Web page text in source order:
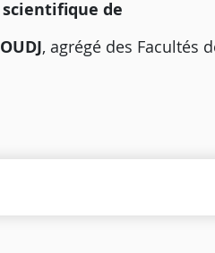
de
, agrégé des Facultés